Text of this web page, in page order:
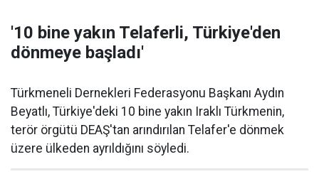
'10 bine yakın Telaferli, Türkiye'den
dönmeye başladı'
Türkmeneli Dernekleri Federasyonu Başkanı Aydın
Beyatlı, Türkiye'deki 10 bine yakın Iraklı Türkmenin,
terör örgütü DEAŞ'tan arındırılan Telafer'e dönmek
üzere ülkeden ayrıldığını söyledi.